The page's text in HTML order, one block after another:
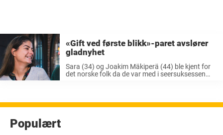
«Gift ved første blikk»-paret avslører
gladnyhet
Sara (34) og Joakim Mäkiperä (44) ble kjent for
det norske folk da de var med i seersuksessen
Populært